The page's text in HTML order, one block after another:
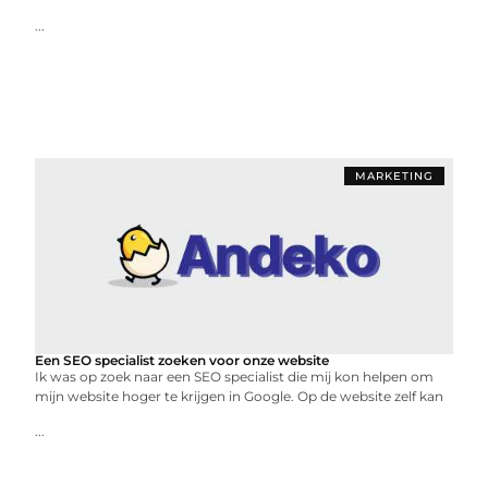
...
MARKETING
Een SEO specialist zoeken voor onze website
Ik was op zoek naar een SEO specialist die mij kon helpen om
mijn website hoger te krijgen in Google. Op de website zelf kan
...